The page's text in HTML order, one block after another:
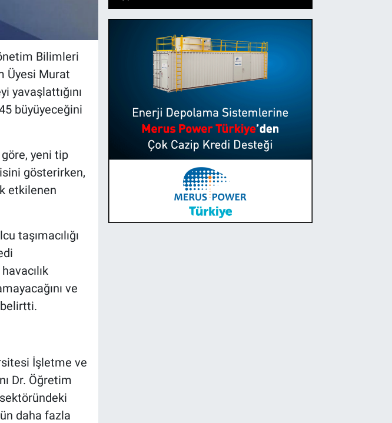
Bilimleri
Üyesi Murat
yavaşlattığını
büyüyeceğini
yeni tip
gösterirken,
etkilenen
taşımacılığı
ve
İşletme ve
Dr. Öğretim
daha fazla